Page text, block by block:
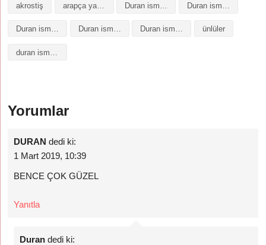
akrostiş arapça yazılışı
Duran isminin baş harfleriyle şiir Duran isminin kökeni Duran isminin numerolojisi ünlüler
Yorumlar
DURAN dedi ki:
1 Mart 2019, 10:39
BENCE ÇOK GÜZEL
Yanıtla
Duran dedi ki: